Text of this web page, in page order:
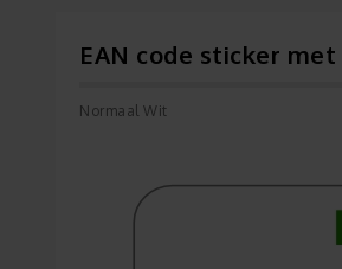
EAN code sticker
Normaal Wit